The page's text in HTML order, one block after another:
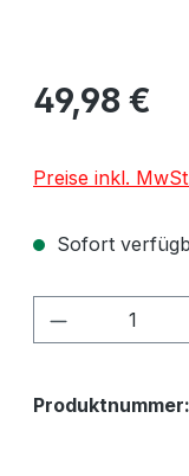
49,98 €
Preise inkl.
Sofort
Produkt
Produktnummer: